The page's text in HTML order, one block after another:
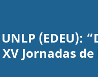
(EDEU):
Jornadas